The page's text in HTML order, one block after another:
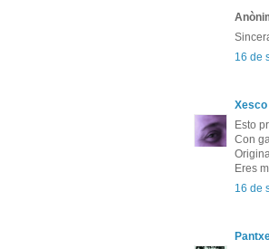
16 de
Xesco
Esto
Con
Eres
16 de